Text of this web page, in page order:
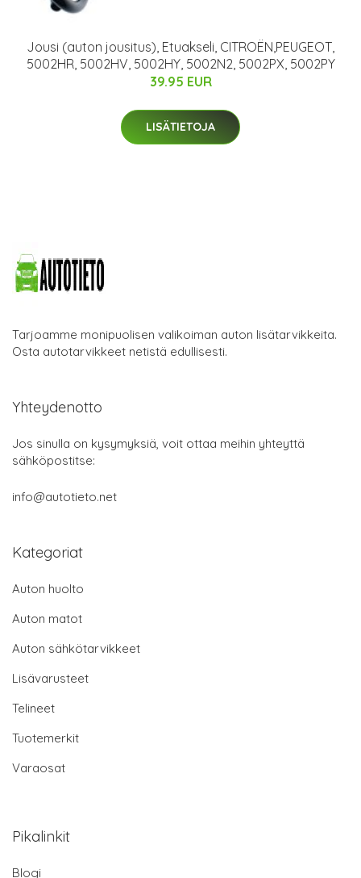
Jousi (auton jousitus), Etuakseli, CITROËN,PEUGEOT,
5002HR, 5002HV, 5002HY, 5002N2, 5002PX, 5002PY
39.95 EUR
LISÄTIETOJA
Tarjoamme monipuolisen valikoiman auton lisätarvikkeita.
Osta autotarvikkeet netistä edullisesti.
Yhteydenotto
Jos sinulla on kysymyksiä, voit ottaa meihin yhteyttä
sähköpostitse:
info@autotieto.net
Kategoriat
Auton huolto
Auton matot
Auton sähkötarvikkeet
Lisävarusteet
Telineet
Tuotemerkit
Varaosat
Pikalinkit
Blogi